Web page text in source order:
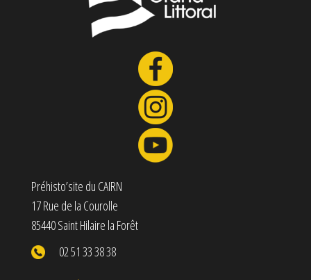
Préhisto’site du CAIRN
17 Rue de la Courolle
85440 Saint Hilaire la Forêt
02 51 33 38 38